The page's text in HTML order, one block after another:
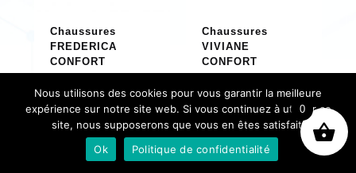
Chaussures
FREDERICA
CONFORT
Chaussures
VIVIANE
CONFORT
Prendre un rendez-vous
0
Nous utilisons des cookies pour vous garantir la meilleure
expérience sur notre site web. Si vous continuez à utiliser ce
site, nous supposerons que vous en êtes satisfait.
Ok
Politique de confidentialité